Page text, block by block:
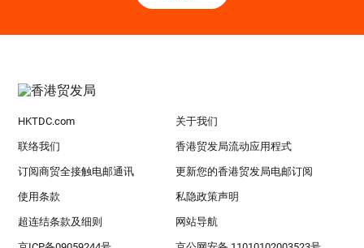
HKTDC.com 关于我们
联络我们 香港贸发局流动应用程式
订阅商贸全接触电邮通讯 更新您的香港贸发局电邮订阅
使用条款 私隐政策声明
超连结条款及细则 网站导航